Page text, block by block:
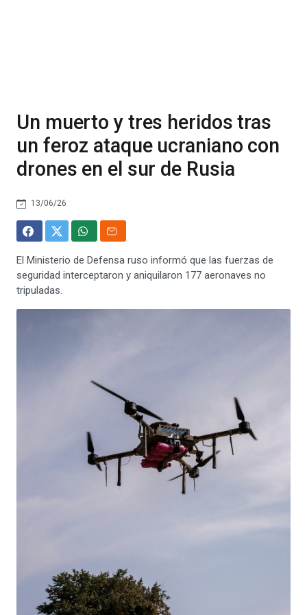
Un muerto y tres heridos tras
un feroz ataque ucraniano con
drones en el sur de Rusia
13/06/26
El Ministerio de Defensa ruso informó que las fuerzas de
seguridad interceptaron y aniquilaron 177 aeronaves no
tripuladas.